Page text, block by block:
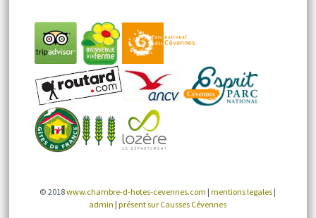
© 2018www.chambre-d-hotes-cevennes.com |mentions legales |
admin |présent sur Causses Cévennes